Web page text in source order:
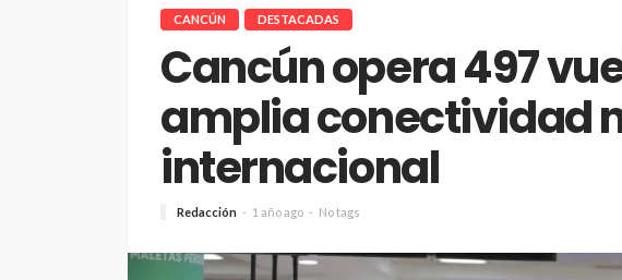
CANCÚN DESTACADAS
Cancún opera 497
amplia conectividad
internacional
Redacción 1 año ago No tags
CANCÚN DESTACADAS